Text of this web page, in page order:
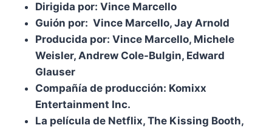
Dirigida por: Vince Marcello
Guión por: Vince Marcello, Jay Arnold
Producida por: Vince Marcello, Michele
Weisler, Andrew Cole-Bulgin, Edward
Glauser
Compañía de producción: Komixx
Entertainment Inc.
La película de Netflix, The Kissing Booth,